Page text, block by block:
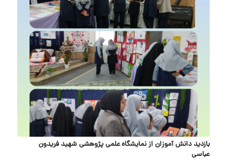
بازدید دانش آموزان از نمایشگاه علمی پژوهشی شهید فریدون
عباسی